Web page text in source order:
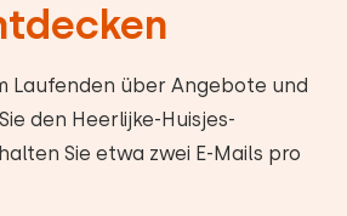
Laufenden über Angebote und
den Heerlijke-Huisjes-
Sie etwa zwei E-Mails pro